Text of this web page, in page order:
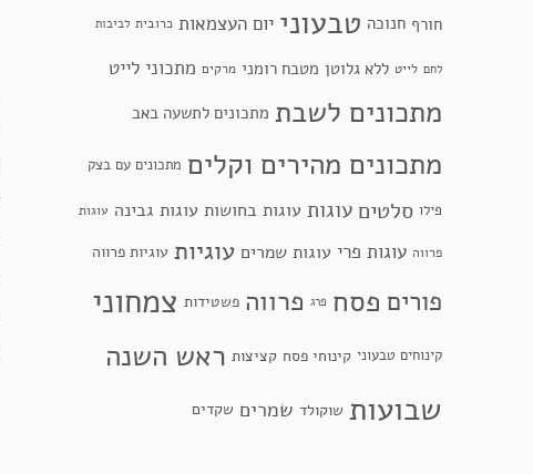
חורף חנוכה טבעוני יום העצמאות כרובית לביבות
לחם לייט ללא גלוטן מטבח רומני מרקים מתכוני לייט
מתכונים לשבת מתכונים לתשעה באב
מתכונים מהירים וקלים מתכונים עם בצק
פילו סלטים עוגות עוגות בחושות עוגות גבינה עוגות
פרווה עוגות פרי עוגות שמרים עוגיות עוגיות פרווה
פורים פסח פרג פרווה פשטידות צמחוני
קינוחים טבעוני קינוחי פסח קציצות ראש השנה
שבועות שוקולד שמרים שקדים